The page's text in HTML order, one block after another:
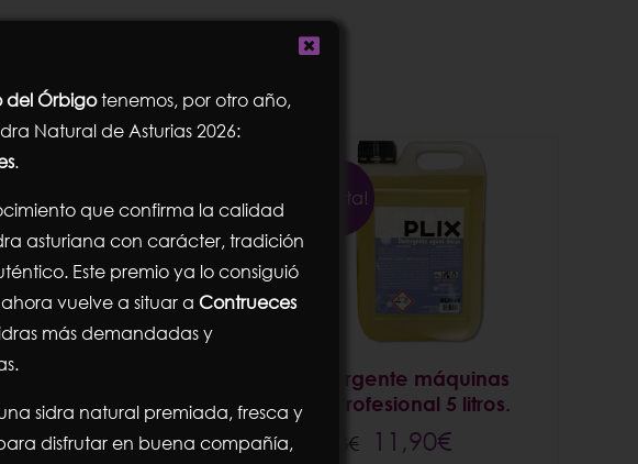
máquinas
Profesional 5 litros.
€ El
11,95€El
¡Oferta!
Detergente máquinas
Plix Profesional 5 litros.
€
El11,90€El
del Órbigotenemos, por otro año,
Natural de Asturias 2026:
.
que confirma la calidad
asturiana con carácter, tradición
Este premio ya lo consiguió
vuelve a situar a Contrueces
más demandadas y
sidra natural premiada, fresca y
disfrutar en buena compañía,